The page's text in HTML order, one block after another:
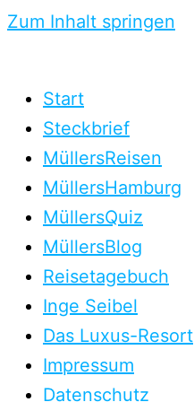
Zum Inhalt springen
Start
Steckbrief
MüllersReisen
MüllersHamburg
MüllersQuiz
MüllersBlog
Reisetagebuch
Inge Seibel
Das Luxus-Resort
Impressum
Datenschutz